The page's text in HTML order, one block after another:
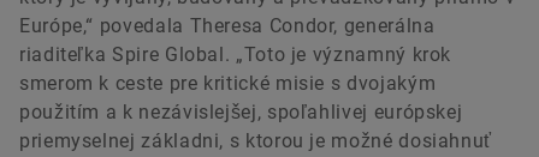
Európe,“ povedala Theresa Condor, generálna
riaditeľka Spire Global. „Toto je významný krok
smerom k ceste pre kritické misie s dvojakým
použitím a k nezávislejšej, spoľahlivej európskej
priemyselnej základni, s ktorou je možné dosiahnuť